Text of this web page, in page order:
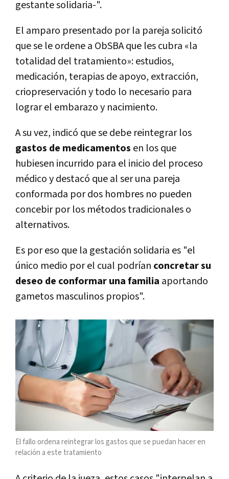
gestante solidaria-".
El amparo presentado por la pareja solicitó
que se le ordene a ObSBA que les cubra «la
totalidad del tratamiento»: estudios,
medicación, terapias de apoyo, extracción,
criopreservación y todo lo necesario para
lograr el embarazo y nacimiento.
A su vez, indicó que se debe reintegrar los
gastos de medicamentos en los que
hubiesen incurrido para el inicio del proceso
médico y destacó que al ser una pareja
conformada por dos hombres no pueden
concebir por los métodos tradicionales o
alternativos.
Es por eso que la gestación solidaria es "el
único medio por el cual podrían concretar su
deseo de conformar una familia aportando
gametos masculinos propios".
El fallo ordena reintegrar los gastos que se puedan hacer en
relación a este tratamiento